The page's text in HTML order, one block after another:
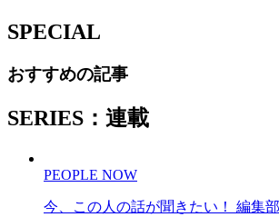
SPECIAL
おすすめの記事
SERIES：連載
PEOPLE NOW
今、この人の話が聞きたい！ 編集